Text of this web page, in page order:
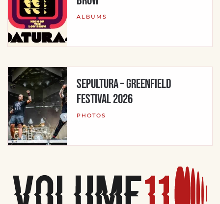
ALBUMS
Sepultura – Greenfield
Festival 2026
PHOTOS